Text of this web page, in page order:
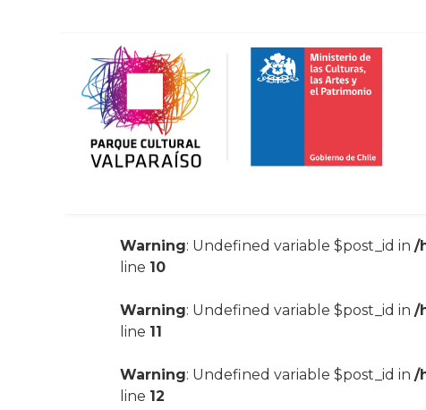
Warning: Undefined variable $post_id in/
line 10
Warning: Undefined variable $post_id in/
line 11
Warning: Undefined variable $post_id in/
line 12